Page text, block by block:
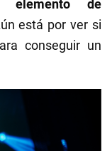
elemento de
está por ver si
conseguir un